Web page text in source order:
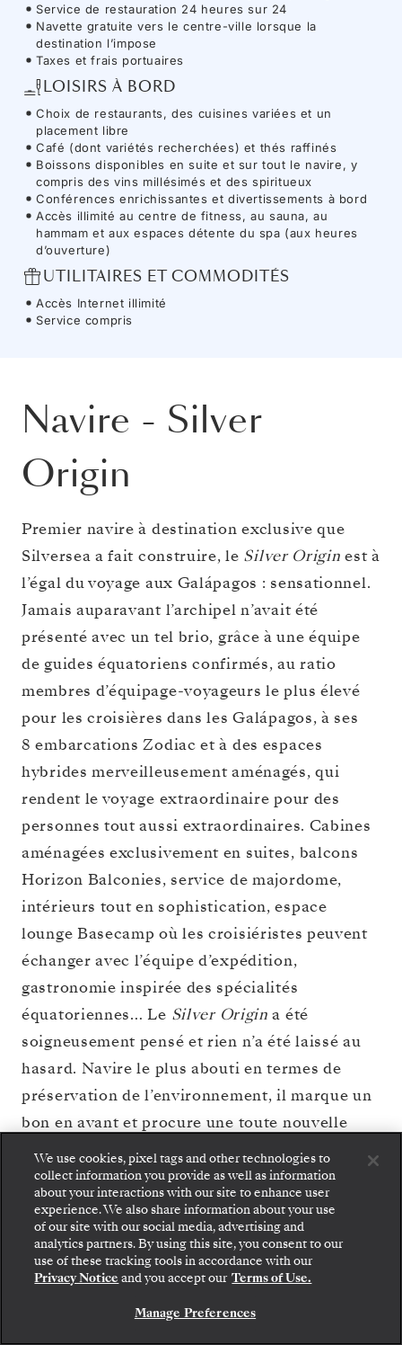
Service de restauration 24 heures sur 24
Navette gratuite vers le centre-ville lorsque la
destination l’impose
Taxes et frais portuaires
LOISIRS À BORD
Choix de restaurants, des cuisines variées et un
placement libre
Café (dont variétés recherchées) et thés raffinés
Boissons disponibles en suite et sur tout le navire, y
compris des vins millésimés et des spiritueux
Conférences enrichissantes et divertissements à bord
Accès illimité au centre de fitness, au sauna, au
hammam et aux espaces détente du spa (aux heures
d’ouverture)
UTILITAIRES ET COMMODITÉS
Accès Internet illimité
Service compris
Navire - Silver
Origin
Premier navire à destination exclusive que
Silversea a fait construire, le Silver Origin est à
l’égal du voyage aux Galápagos : sensationnel.
Jamais auparavant l’archipel n’avait été
présenté avec un tel brio, grâce à une équipe
de guides équatoriens confirmés, au ratio
membres d’équipage-voyageurs le plus élevé
pour les croisières dans les Galápagos, à ses
8 embarcations Zodiac et à des espaces
hybrides merveilleusement aménagés, qui
rendent le voyage extraordinaire pour des
personnes tout aussi extraordinaires. Cabines
aménagées exclusivement en suites, balcons
Horizon Balconies, service de majordome,
intérieurs tout en sophistication, espace
lounge Basecamp où les croisiéristes peuvent
échanger avec l’équipe d’expédition,
gastronomie inspirée des spécialités
équatoriennes… Le Silver Origin a été
soigneusement pensé et rien n’a été laissé au
hasard. Navire le plus abouti en termes de
préservation de l’environnement, il marque un
bon en avant et procure une toute nouvelle
dimension aux voyages. En savoir plus >
RÉSERVER CROISIÈRE
VOIR LE PLAN DU
PONT
Montez à bord : choisissez votre suite et consultez
les tarifs et les prestations incluses avant de
confirmer votre voyage avec Silversea en toute
sécurité.
RÉSERVEZ VOTRE SUITE
We use cookies, pixel tags and other technologies to
collect information you provide as well as information
about your interactions with our site to enhance user
experience. We also share information about your use
of our site with our social media, advertising and
analytics partners. By using this site, you consent to our
use of these tracking tools in accordance with our
Privacy Notice and you accept our Terms of Use.
Manage Preferences